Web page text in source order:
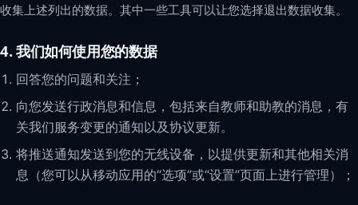
收集上述列出的数据。其中一些工具可以让您选择退出数据收集。
4. 我们如何使用您的数据
回答您的问题和关注；
向您发送行政消息和信息，包括来自教师和助教的消息，有
关我们服务变更的通知以及协议更新。
将推送通知发送到您的无线设备，以提供更新和其他相关消
息（您可以从移动应用的“选项”或“设置”页面上进行管理）；